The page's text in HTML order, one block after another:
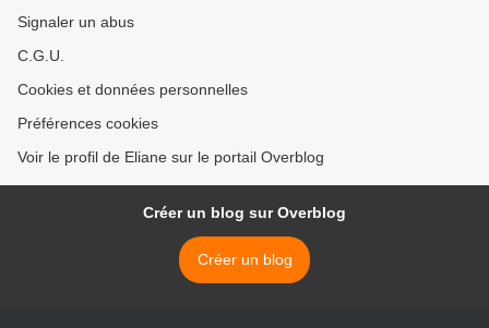
Signaler un abus
C.G.U.
Cookies et données personnelles
Préférences cookies
Voir le profil de Eliane sur le portail Overblog
Créer un blog sur Overblog
Créer un blog